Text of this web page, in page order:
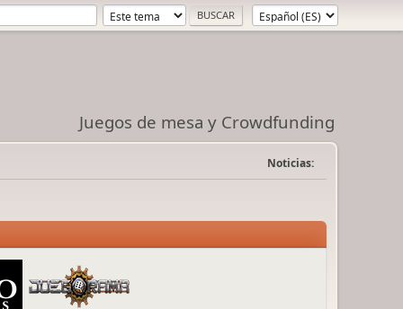
Juegos de mesa y Crowdfunding
Noticias: